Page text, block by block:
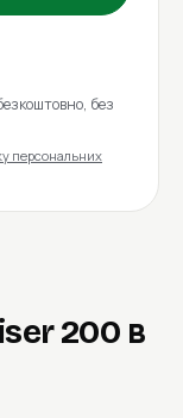
без
персональних
200 в